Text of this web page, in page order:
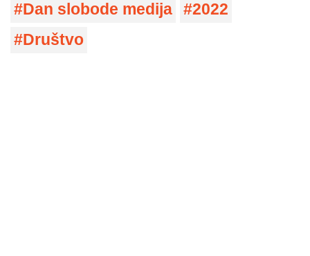
Dan slobode medija
2022
Društvo